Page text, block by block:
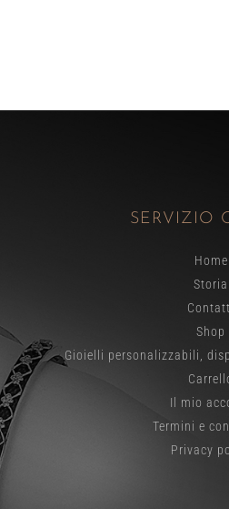
SERVIZIO
Home
Storia
Shop
Gioielli personalizzabili,
Il mio
Termini e
Privacy